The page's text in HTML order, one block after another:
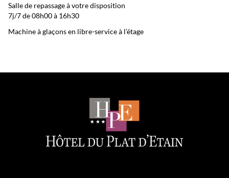
Salle de repassage à votre disposition
7j/7 de 08h00 à 16h30
Machine à glaçons en libre-service à l’étage